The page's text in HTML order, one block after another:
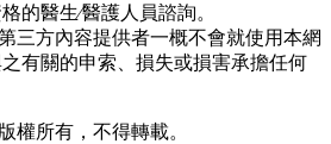
的醫生∕醫護人員諮詢。
三方內容提供者一概不會就使用本網
有關的申索、損失或損害承擔任何
權所有，不得轉載。